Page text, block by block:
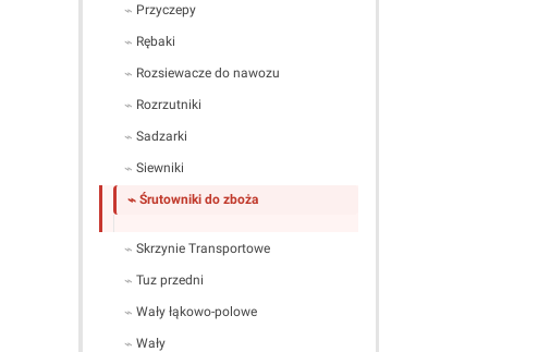
Przyczepy
Rębaki
Rozsiewacze do nawozu
Rozrzutniki
Sadzarki
Siewniki
Śrutowniki do zboża
Skrzynie Transportowe
Tuz przedni
Wały łąkowo-polowe
Wały